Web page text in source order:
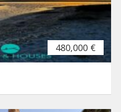
480,000 €